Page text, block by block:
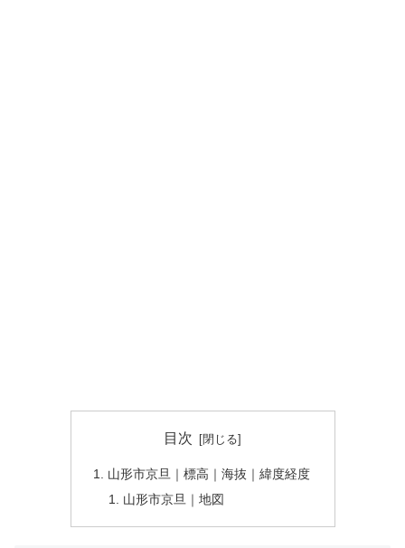
目次
山形市京旦｜標高｜海抜｜緯度経度
山形市京旦｜地図